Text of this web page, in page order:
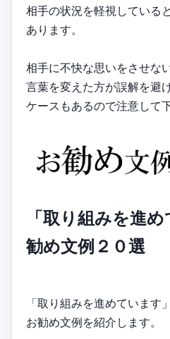
相手の状況を軽視している
あります。
相手に不快な思いをさせな
言葉を変えた方が誤解を避
ケースもあるので注意して
「取り組みを進
勧め文例２０選
「取り組みを進めています」
お勧め文例を紹介します。